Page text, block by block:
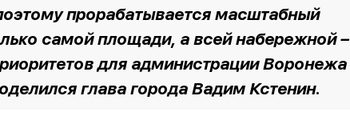
прорабатывается масштабный
самой площади, а всей набережной –
для администрации Воронежа
глава города Вадим Кстенин.